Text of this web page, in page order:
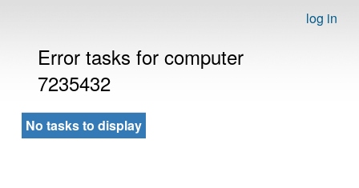
log in
Error tasks for computer
7235432
No tasks to display